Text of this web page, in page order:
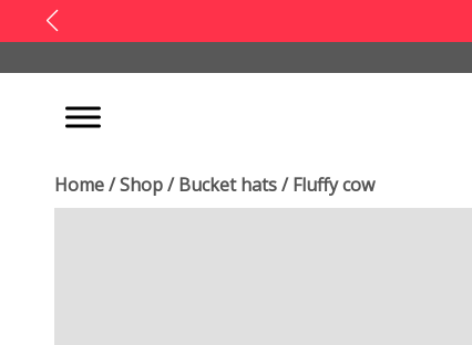
Home/Shop/Bucket hats/ Fluffy cow